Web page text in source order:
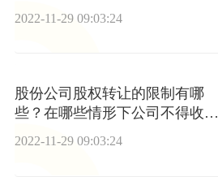
2022-11-29 09:03:24
股份公司股权转让的限制有哪
些？在哪些情形下公司不得收购
本公司股份
2022-11-29 09:03:24